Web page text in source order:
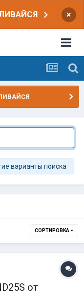
×
варианты поиска
СОРТИРОВКА
от